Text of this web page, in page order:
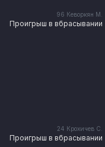
96 Кеворкян М.
Проигрыш в вбрасывании
24 Крохичев С.
Проигрыш в вбрасывании